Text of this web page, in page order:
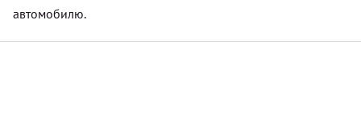
автомобилю.